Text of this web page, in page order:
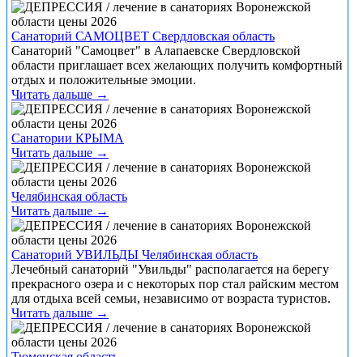
Санаторий САМОЦВЕТ Свердловская область
Санаторий "Самоцвет" в Алапаевске Свердловской
области приглашает всех желающих получить комфортный
отдых и положительные эмоции.
Читать дальше →
Санатории КРЫМА
Читать дальше →
Челябинская область
Читать дальше →
Санаторий УВИЛЬДЫ Челябинская область
Лечебный санаторий "Увильды" располагается на берегу
прекрасного озера и с некоторых пор стал райским местом
для отдыха всей семьи, независимо от возраста туристов.
Читать дальше →